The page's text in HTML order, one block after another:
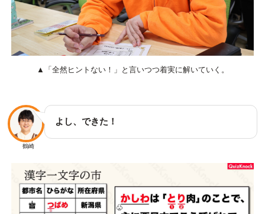
▲「全然ヒントない！」と言いつつ着実に解いていく。
鶴崎
よし、できた！